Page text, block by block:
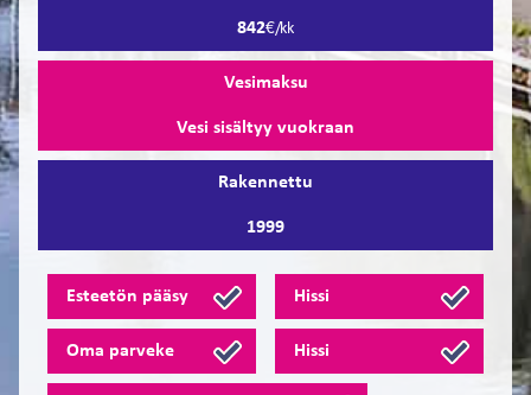
842€/kk
Vesimaksu
Vesi sisältyy vuokraan
Rakennettu
1999
Esteetön pääsy Hissi
Oma parveke Hissi